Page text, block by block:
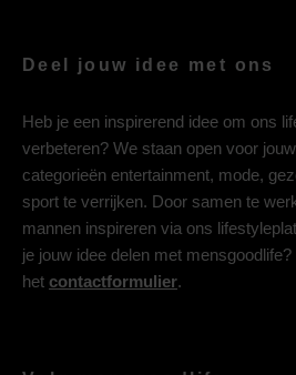
Deel jouw idee met ons
Heb je een inspirerend idee om ons
verbeteren? We staan open voor
categorieën entertainment, mode,
sport te verrijken. Door samen te
mannen inspireren via ons
je jouw idee delen met
het contactformulier.